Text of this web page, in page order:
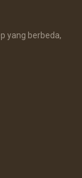
yang berbeda,